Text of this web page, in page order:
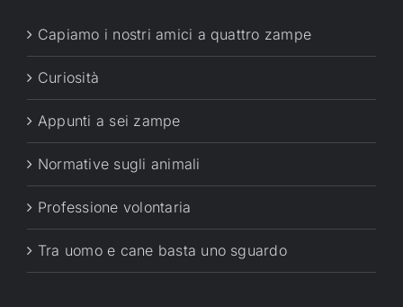
Capiamo i nostri amici a quattro zampe
Curiosità
Appunti a sei zampe
Normative sugli animali
Professione volontaria
Tra uomo e cane basta uno sguardo